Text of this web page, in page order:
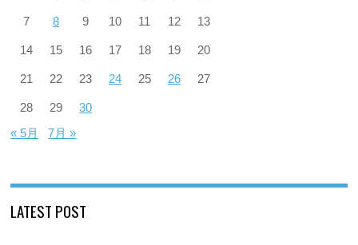
7 8 9 10 11 12 13
14 15 16 17 18 19 20
21 22 23 24 25 26 27
28 29
30
« 5月
7月 »
LATEST POST